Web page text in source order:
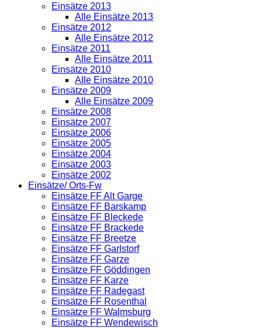
Einsätze 2013
Alle Einsätze 2013
Einsätze 2012
Alle Einsätze 2012
Einsätze 2011
Alle Einsätze 2011
Einsätze 2010
Alle Einsätze 2010
Einsätze 2009
Alle Einsätze 2009
Einsätze 2008
Einsätze 2007
Einsätze 2006
Einsätze 2005
Einsätze 2004
Einsätze 2003
Einsätze 2002
Einsätze/ Orts-Fw
Einsätze FF Alt Garge
Einsätze FF Barskamp
Einsätze FF Bleckede
Einsätze FF Brackede
Einsätze FF Breetze
Einsätze FF Garlstorf
Einsätze FF Garze
Einsätze FF Göddingen
Einsätze FF Karze
Einsätze FF Radegast
Einsätze FF Rosenthal
Einsätze FF Walmsburg
Einsätze FF Wendewisch